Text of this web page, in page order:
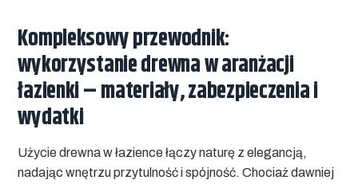
Kompleksowy przewodnik:
wykorzystanie drewna w aranżacji
łazienki – materiały, zabezpieczenia i
wydatki
Użycie drewna w łazience łączy naturę z elegancją,
nadając wnętrzu przytulność i spójność. Chociaż dawniej